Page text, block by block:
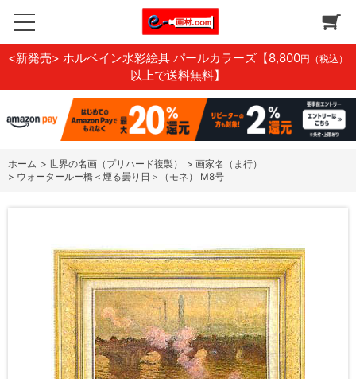
<新発売> ホルベイン水彩絵具 パールカラーズ 【8,800円（税込）
以上で送料無料】
ホーム > 世界の名画（プリハード複製） > 画家名（ま行）
> ウォータールー橋＜煙る曇り日＞（モネ） M8号